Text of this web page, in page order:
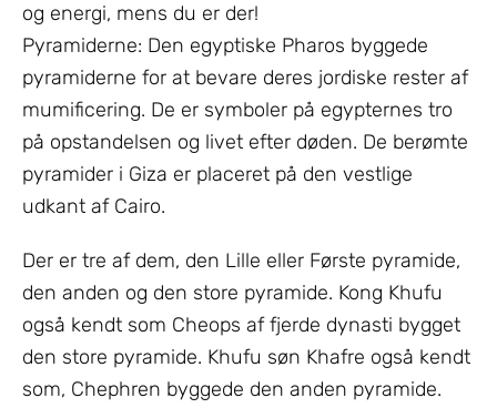
og energi, mens du er der!
Pyramiderne: Den egyptiske Pharos byggede
pyramiderne for at bevare deres jordiske rester af
mumificering. De er symboler på egypternes tro
på opstandelsen og livet efter døden. De berømte
pyramider i Giza er placeret på den vestlige
udkant af Cairo.
Der er tre af dem, den Lille eller Første pyramide,
den anden og den store pyramide. Kong Khufu
også kendt som Cheops af fjerde dynasti bygget
den store pyramide. Khufu søn Khafre også kendt
som, Chephren byggede den anden pyramide.